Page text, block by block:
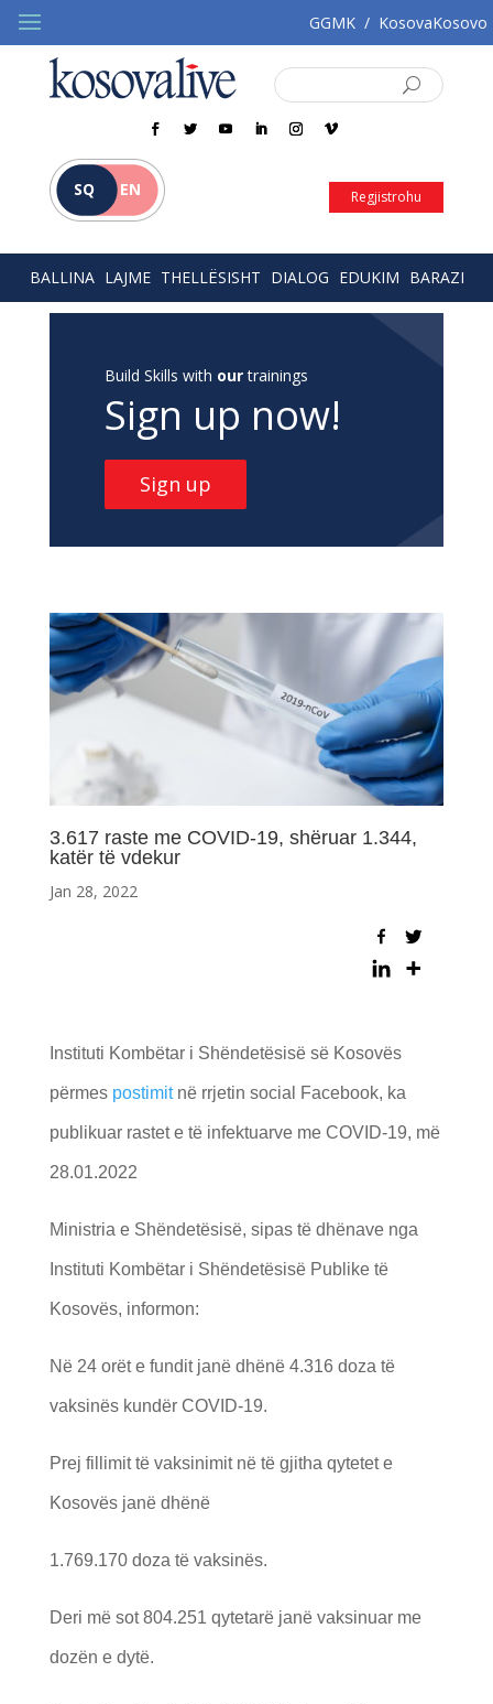
GGMK / KosovaKosovo
SQ EN Regjistrohu
BALLINA LAJME THELLËSISHT DIALOG EDUKIM BARAZI
Build Skills with ourtrainings
Sign up now!
Sign up
3.617 raste me COVID-19, shëruar 1.344,
katër të vdekur
Jan 28, 2022
Instituti Kombëtar i Shëndetësisë së Kosovës
përmes postimitnë rrjetin social Facebook, ka
publikuar rastet e të infektuarve me COVID-19, më
28.01.2022
Ministria e Shëndetësisë, sipas të dhënave nga
Instituti Kombëtar i Shëndetësisë Publike të
Kosovës, informon:
Në 24 orët e fundit janë dhënë 4.316 doza të
vaksinës kundër COVID-19.
Prej fillimit të vaksinimit në të gjitha qytetet e
Kosovës janë dhënë
1.769.170 doza të vaksinës.
Deri më sot 804.251 qytetarë janë vaksinuar me
dozën e dytë.